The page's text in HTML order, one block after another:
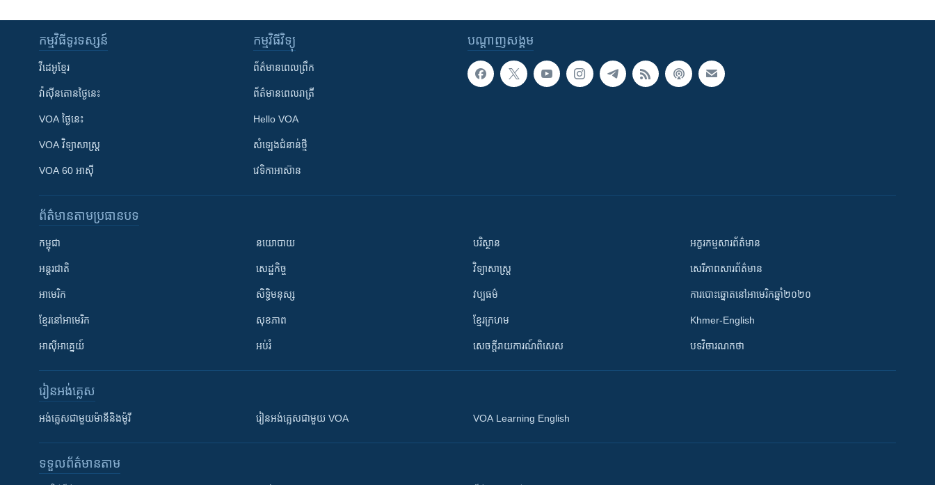
បណ្តាញ​សង្គម
កម្មវិធី​ទូរទស្សន៍
វីដេអូ​ខ្មែរ
វ៉ាស៊ីនតោន​ថ្ងៃ​នេះ
VOA ថ្ងៃនេះ
VOA ​វិទ្យាសាស្ត្រ
VOA 60 អាស៊ី
កម្មវិធី​វិទ្យុ
ព័ត៌មាន​ពេល​ព្រឹក
ព័ត៌មាន​​ពេល​រាត្រី
Hello VOA
សំឡេង​ជំនាន់​ថ្មី
វេទិកា​អាស៊ាន
ព័ត៌មាន​តាមប្រធានបទ​
កម្ពុជា
អន្តរជាតិ
អាមេរិក
ខ្មែរ​នៅអាមេរិក
អាស៊ីអាគ្នេយ៍
នយោបាយ
សេដ្ឋកិច្ច
សិទ្ធិមនុស្ស
សុខភាព
អប់រំ
បរិស្ថាន
វិទ្យាសាស្រ្ត
វប្បធម៌
ខ្មែរក្រហម
សេចក្តីរាយការណ៍ពិសេស
អក្ខរកម្មសារព័ត៌មាន
សេរីភាពសារព័ត៌មាន
ការបោះឆ្នោតនៅអាមេរិកឆ្នាំ២០២០
Khmer-English
បទវិចារណកថា
រៀន​​អង់គ្លេស
អង់គ្លេស​ជាមួយ​ម៉ានី​និង​ម៉ូរី រៀន​​​​​​អង់គ្លេស​​ជាមួយ VOA VOA Learning English
ទទួល​ព័ត៌មាន​តាម